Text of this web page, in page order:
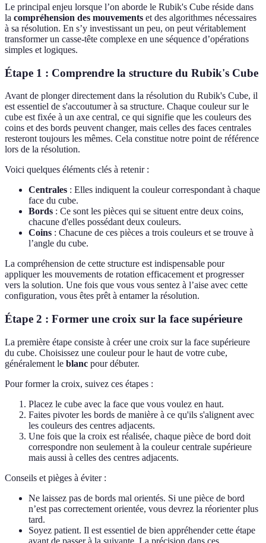
Le principal enjeu lorsque l’on aborde le Rubik's Cube réside dans
la compréhension des mouvements et des algorithmes nécessaires
à sa résolution. En s’y investissant un peu, on peut véritablement
transformer un casse-tête complexe en une séquence d’opérations
simples et logiques.
Étape 1 : Comprendre la structure du Rubik's Cube
Avant de plonger directement dans la résolution du Rubik's Cube, il
est essentiel de s'accoutumer à sa structure. Chaque couleur sur le
cube est fixée à un axe central, ce qui signifie que les couleurs des
coins et des bords peuvent changer, mais celles des faces centrales
resteront toujours les mêmes. Cela constitue notre point de référence
lors de la résolution.
Voici quelques éléments clés à retenir :
Centrales : Elles indiquent la couleur correspondant à chaque
face du cube.
Bords : Ce sont les pièces qui se situent entre deux coins,
chacune d'elles possédant deux couleurs.
Coins : Chacune de ces pièces a trois couleurs et se trouve à
l’angle du cube.
La compréhension de cette structure est indispensable pour
appliquer les mouvements de rotation efficacement et progresser
vers la solution. Une fois que vous vous sentez à l’aise avec cette
configuration, vous êtes prêt à entamer la résolution.
Étape 2 : Former une croix sur la face supérieure
La première étape consiste à créer une croix sur la face supérieure
du cube. Choisissez une couleur pour le haut de votre cube,
généralement le blanc pour débuter.
Pour former la croix, suivez ces étapes :
Placez le cube avec la face que vous voulez en haut.
Faites pivoter les bords de manière à ce qu'ils s'alignent avec
les couleurs des centres adjacents.
Une fois que la croix est réalisée, chaque pièce de bord doit
correspondre non seulement à la couleur centrale supérieure
mais aussi à celles des centres adjacents.
Conseils et pièges à éviter :
Ne laissez pas de bords mal orientés. Si une pièce de bord
n’est pas correctement orientée, vous devrez la réorienter plus
tard.
Soyez patient. Il est essentiel de bien appréhender cette étape
avant de passer à la suivante. La précision dans ces